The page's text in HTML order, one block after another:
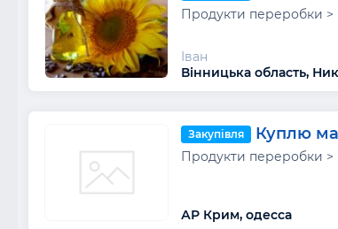
Продукти переробки >
Іван
Вінницька область,
Закупівля Куплю
Продукти переробки >
АР Крим, одесса